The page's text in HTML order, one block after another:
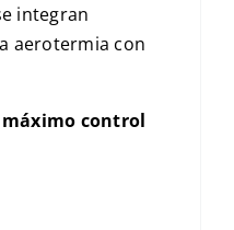
integran
aerotermia con
máximo control